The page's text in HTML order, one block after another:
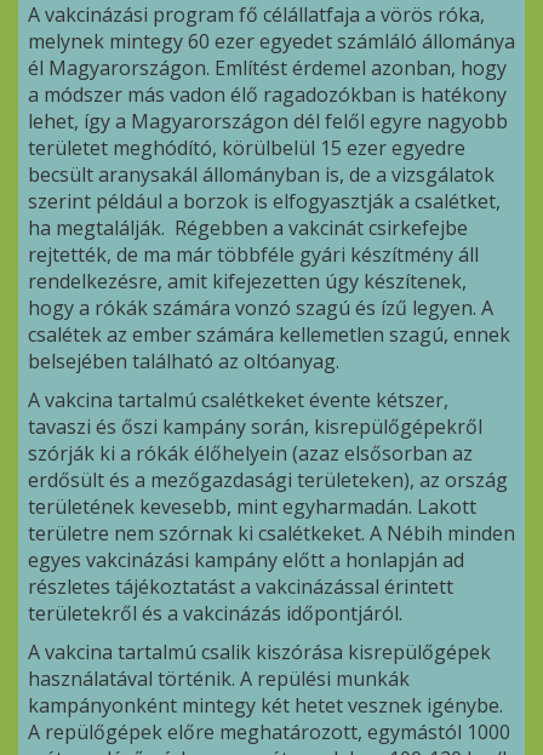
A vakcinázási program fő célállatfaja a vörös róka,
melynek mintegy 60 ezer egyedet számláló állománya
él Magyarországon. Említést érdemel azonban, hogy
a módszer más vadon élő ragadozókban is hatékony
lehet, így a Magyarországon dél felől egyre nagyobb
területet meghódító, körülbelül 15 ezer egyedre
becsült aranysakál állományban is, de a vizsgálatok
szerint például a borzok is elfogyasztják a csalétket,
ha megtalálják. Régebben a vakcinát csirkefejbe
rejtették, de ma már többféle gyári készítmény áll
rendelkezésre, amit kifejezetten úgy készítenek,
hogy a rókák számára vonzó szagú és ízű legyen. A
csalétek az ember számára kellemetlen szagú, ennek
belsejében található az oltóanyag.
A vakcina tartalmú csalétkeket évente kétszer,
tavaszi és őszi kampány során, kisrepülőgépekről
szórják ki a rókák élőhelyein (azaz elsősorban az
erdősült és a mezőgazdasági területeken), az ország
területének kevesebb, mint egyharmadán. Lakott
területre nem szórnak ki csalétkeket. A Nébih minden
egyes vakcinázási kampány előtt a honlapján ad
részletes tájékoztatást a vakcinázással érintett
területekről és a vakcinázás időpontjáról.
A vakcina tartalmú csalik kiszórása kisrepülőgépek
használatával történik. A repülési munkák
kampányonként mintegy két hetet vesznek igénybe.
A repülőgépek előre meghatározott, egymástól 1000